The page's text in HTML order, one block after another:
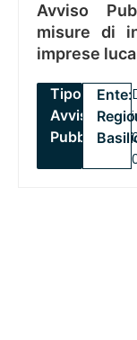
Avviso
misure di
imprese
Tipo:
Avviso
Pubblico
Ente: